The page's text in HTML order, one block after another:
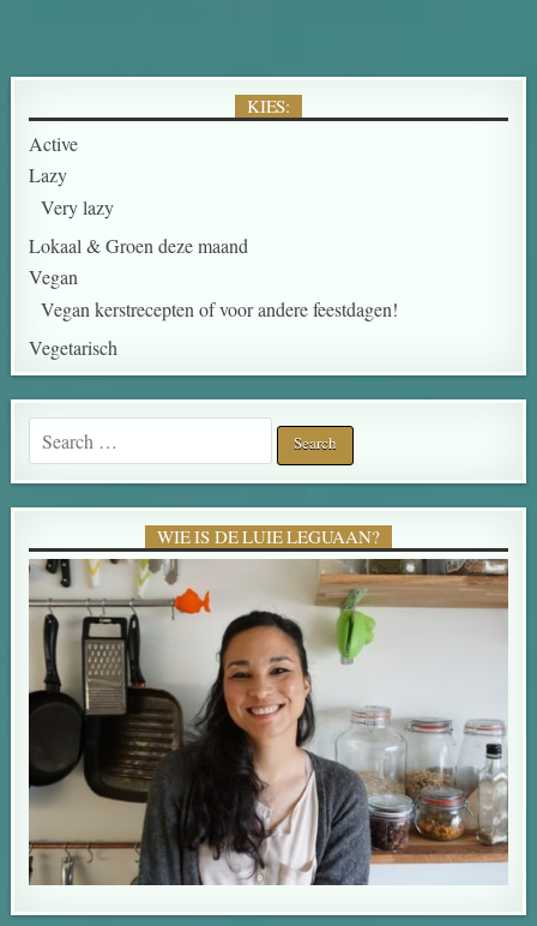
KIES:
Active
Lazy
Very lazy
Lokaal & Groen deze maand
Vegan
Vegan kerstrecepten of voor andere feestdagen!
Vegetarisch
Search for:
WIE IS DE LUIE LEGUAAN?